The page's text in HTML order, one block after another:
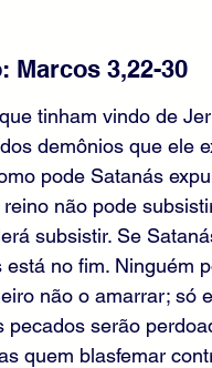
Marcos 3,22-30
tinham vindo de
demônios que ele
pode Satanás
não pode
subsistir. Se
está no fim. Ninguém
não o amarrar; só
pecados serão
quem blasfemar